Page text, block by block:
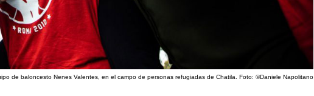
de baloncesto Nenes Valentes, en el campo de personas refugiadas de Chatila. Foto: ©Daniele Napolitano